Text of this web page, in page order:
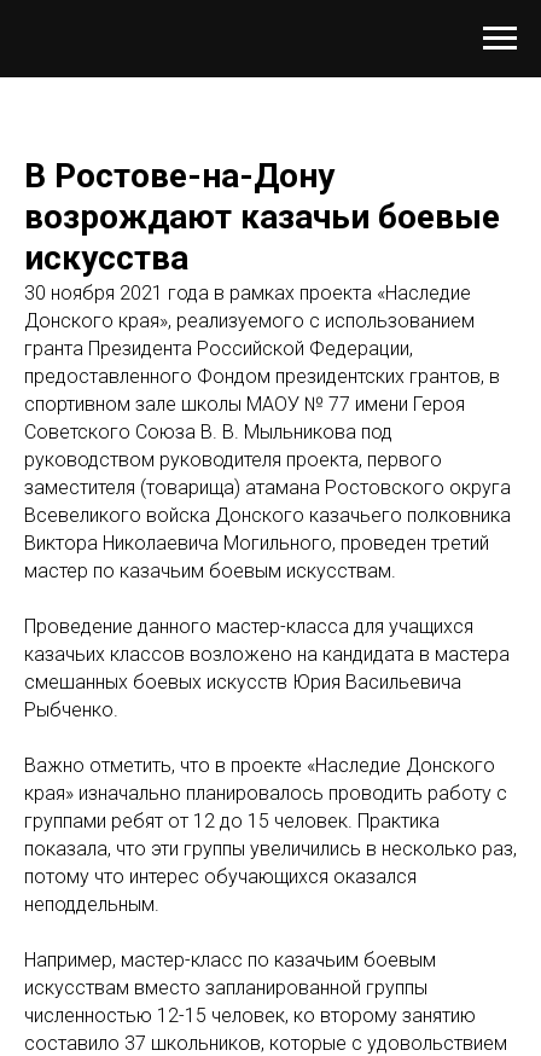
В Ростове-на-Дону
возрождают казачьи боевые
искусства
30 ноября 2021 года в рамках проекта «Наследие
Донского края», реализуемого с использованием
гранта Президента Российской Федерации,
предоставленного Фондом президентских грантов, в
спортивном зале школы МАОУ № 77 имени Героя
Советского Союза В. В. Мыльникова под
руководством руководителя проекта, первого
заместителя (товарища) атамана Ростовского округа
Всевеликого войска Донского казачьего полковника
Виктора Николаевича Могильного, проведен третий
мастер по казачьим боевым искусствам.
Проведение данного мастер-класса для учащихся
казачьих классов возложено на кандидата в мастера
смешанных боевых искусств Юрия Васильевича
Рыбченко.
Важно отметить, что в проекте «Наследие Донского
края» изначально планировалось проводить работу с
группами ребят от 12 до 15 человек. Практика
показала, что эти группы увеличились в несколько раз,
потому что интерес обучающихся оказался
неподдельным.
Например, мастер-класс по казачьим боевым
искусствам вместо запланированной группы
численностью 12-15 человек, ко второму занятию
составило 37 школьников, которые с удовольствием